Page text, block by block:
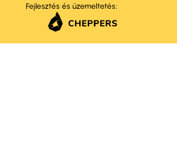
Fejlesztés és üzemeltetés: